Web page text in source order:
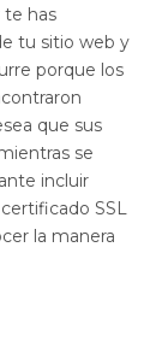
te has
tu sitio web y
porque los
que sus
se
incluir
SSL
la manera